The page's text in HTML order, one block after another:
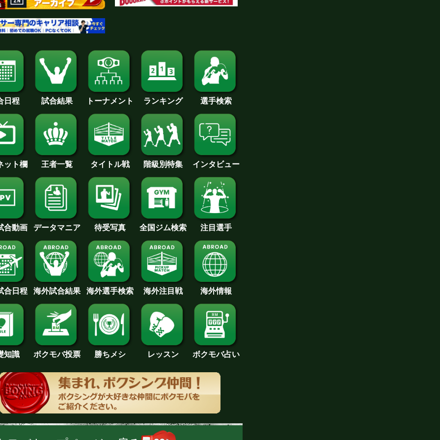
日程 試合結果 トーナメント ランキング 選手検索
ット欄 王者一覧 タイトル戦 階級別特集 インタビュー
合動画 データマニア 待受写真 全国ジム検索 注目選手
合日程 海外試合結果 海外選手検索 海外注目戦 海外情報
知識 ボクモバ投票 勝ちメシ レッスン ボクモバ占い